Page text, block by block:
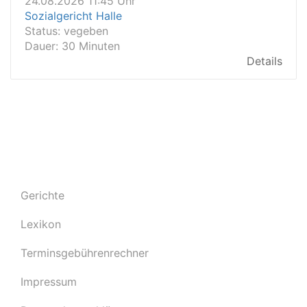
Dauer: 30 Minuten
24.08.2026 11:40 Uhr
Arbeitsgericht Frankfurt am Main
Amtsgericht Stralsund
Dauer: 20 Min.
24.08.2026 11:15 Uhr
Status:
Gerichte
Lexikon
Terminsgebührenrechner
Impressum